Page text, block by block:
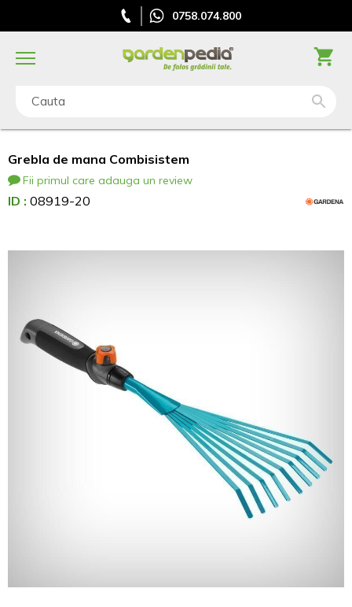
0758.074.800
Cauta
Grebla de mana Combisistem
Fii primul care adauga un review
ID : 08919-20